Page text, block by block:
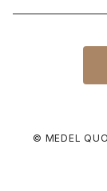
© MEDEL